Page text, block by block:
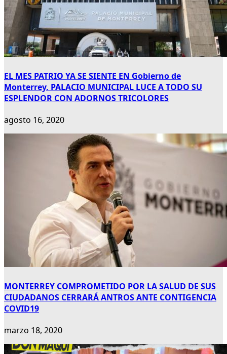
EL MES PATRIO YA SE SIENTE EN Gobierno de
Monterrey, PALACIO MUNICIPAL LUCE A TODO SU
ESPLENDOR CON ADORNOS TRICOLORES
agosto 16, 2020
MONTERREY COMPROMETIDO POR LA SALUD DE SUS
CIUDADANOS CERRARÁ ANTROS ANTE CONTIGENCIA
COVID19
marzo 18, 2020